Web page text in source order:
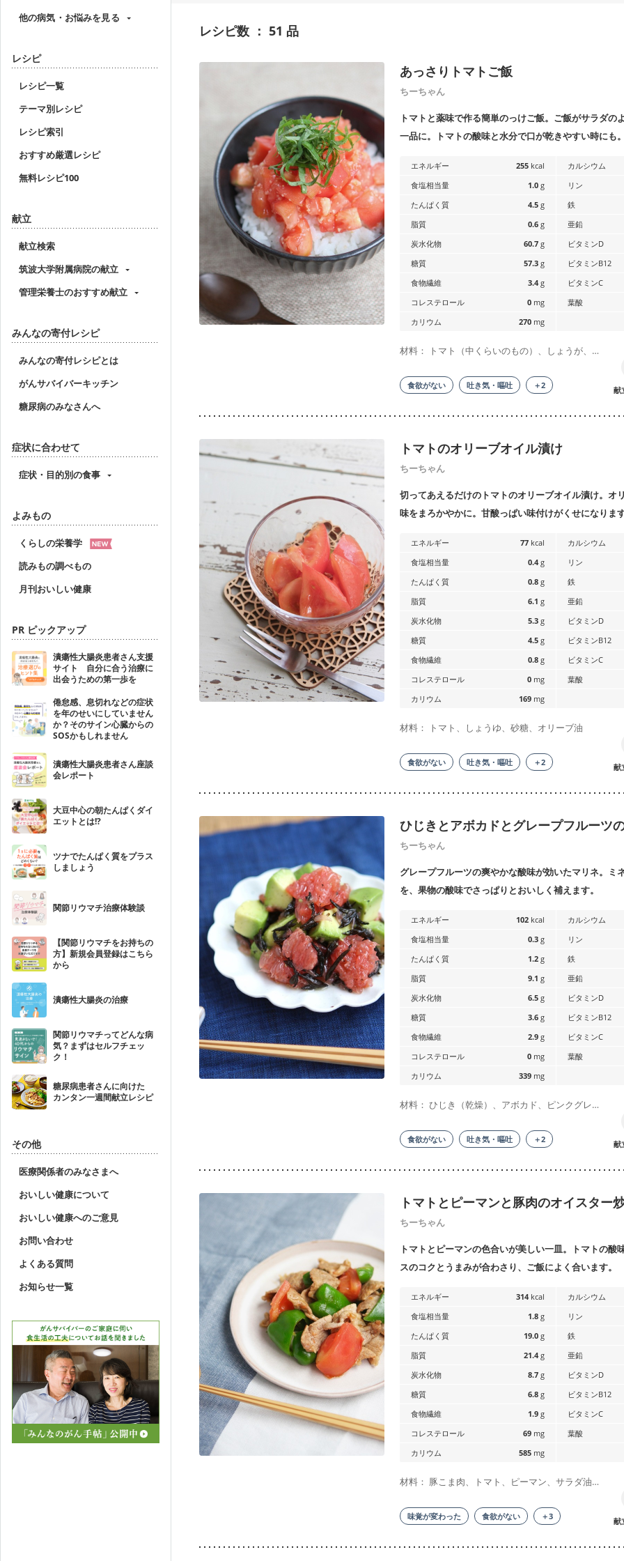
他の病気・お悩みを見る
レシピ
レシピ一覧
テーマ別レシピ
レシピ索引
おすすめ厳選レシピ
無料レシピ100
献立
献立検索
筑波大学附属病院の献立
管理栄養士のおすすめ献立
みんなの寄付レシピ
みんなの寄付レシピとは
がんサバイバーキッチン
糖尿病のみなさんへ
症状に合わせて
症状・目的別の食事
よみもの
くらしの栄養学
読みもの調べもの
月刊おいしい健康
PR ピックアップ
潰瘍性大腸炎患者さん支援
サイト 自分に合う治療に
出会うための第一歩を
倦怠感、息切れなどの症状
を年のせいにしていません
か？そのサイン心臓からの
SOSかもしれません
潰瘍性大腸炎患者さん座談
会レポート
大豆中心の朝たんぱくダイ
エットとは!?
ツナでたんぱく質をプラス
しましょう
関節リウマチ治療体験談
【関節リウマチをお持ちの
方】新規会員登録はこちら
から
潰瘍性大腸炎の治療
関節リウマチってどんな病
気？まずはセルフチェッ
ク！
糖尿病患者さんに向けた
カンタン一週間献立レシピ
その他
医療関係者のみなさまへ
おいしい健康について
おいしい健康へのご意見
お問い合わせ
よくある質問
お知らせ一覧
レシピ数 ： 51 品
あっさりトマトご飯
ちーちゃん
トマトと薬味で作る簡単のっけご飯。ご飯がサラダの
一品に。トマトの酸味と水分で口が乾きやすい時にも
エネルギー 255 kcal
食塩相当量
1.0 g
たんぱく質
4.5 g
脂質
0.6 g
炭水化物
60.7 g
糖質
57.3 g
食物繊維
3.4 g
コレステロール
0 mg
カリウム
270 mg
カルシウム
リン
鉄
亜鉛
ビタミンD
ビタミンB12
ビタミンC
葉酸
材料： トマト（中くらいのもの）、しょうが、…
食欲がない 吐き気・嘔吐 ＋2 献
トマトのオリーブオイル漬け
ちーちゃん
切ってあえるだけのトマトのオリーブオイル漬け。オ
味をまろかやかに。甘酸っぱい味付けがくせになりま
エネルギー 77 kcal
食塩相当量
0.4 g
たんぱく質
0.8 g
脂質
6.1 g
炭水化物
5.3 g
糖質
4.5 g
食物繊維
0.8 g
コレステロール
0 mg
カリウム
169 mg
カルシウム
リン
鉄
亜鉛
ビタミンD
ビタミンB12
ビタミンC
葉酸
材料： トマト、しょうゆ、砂糖、オリーブ油
食欲がない 吐き気・嘔吐 ＋2 献
ひじきとアボカドとグレープフルーツ
ちーちゃん
グレープフルーツの爽やかな酸味が効いたマリネ。ミ
を、果物の酸味でさっぱりとおいしく補えます。
エネルギー 102 kcal
食塩相当量
0.3 g
たんぱく質
1.2 g
脂質
9.1 g
炭水化物
6.5 g
糖質
3.6 g
食物繊維
2.9 g
コレステロール
0 mg
カリウム
339 mg
カルシウム
リン
鉄
亜鉛
ビタミンD
ビタミンB12
ビタミンC
葉酸
材料： ひじき（乾燥）、アボカド、ピンクグレ…
食欲がない 吐き気・嘔吐 ＋2 献
トマトとピーマンと豚肉のオイスター
ちーちゃん
トマトとピーマンの色合いが美しい一皿。トマトの酸
スのコクとうまみが合わさり、ご飯によく合います。
エネルギー 314 kcal
食塩相当量
1.8 g
たんぱく質
19.0 g
脂質
21.4 g
炭水化物
8.7 g
糖質
6.8 g
食物繊維
1.9 g
コレステロール
69 mg
カリウム
585 mg
カルシウム
リン
鉄
亜鉛
ビタミンD
ビタミンB12
ビタミンC
葉酸
材料： 豚こま肉、トマト、ピーマン、サラダ油…
味覚が変わった 食欲がない ＋3 献